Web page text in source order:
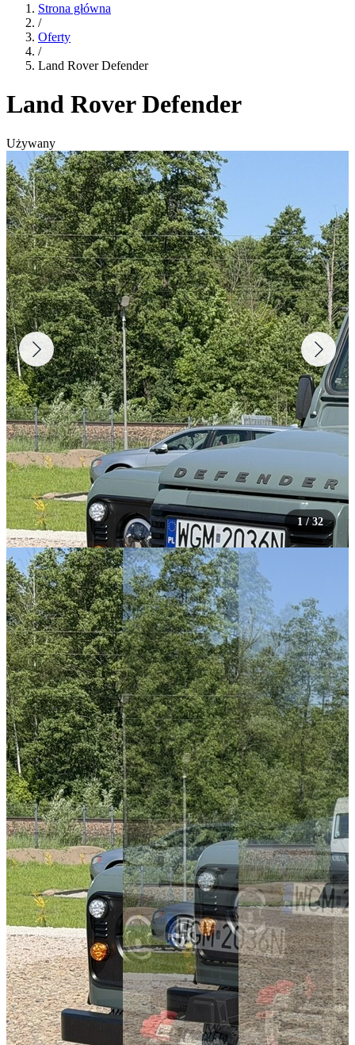
Strona główna
/
Oferty
/
Land Rover Defender
Land Rover Defender
Używany
1/32